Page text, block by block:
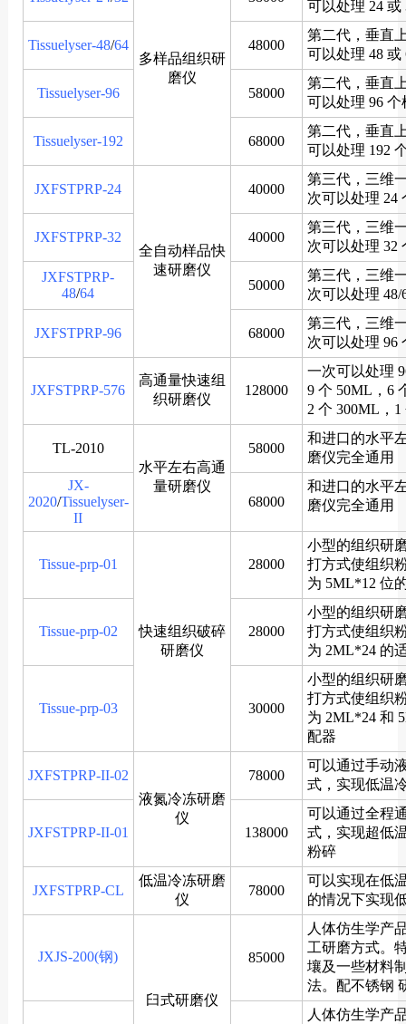
多样品组织研
磨仪
可以处理 24 或
Tissuelyser-48/64 48000
第二代，垂直
可以处理 48 或
Tissuelyser-96 58000
第二代，垂直
可以处理 96 个
Tissuelyser-192 68000
第二代，垂直
可以处理 192
JXFSTPRP-24
全自动样品快
速研磨仪
40000
第三代，三维
次可以处理 24
JXFSTPRP-32 40000
第三代，三维
次可以处理 32
JXFSTPRP-
48/64
50000
第三代，三维
次可以处理 48/
JXFSTPRP-96 68000
第三代，三维
次可以处理 96
JXFSTPRP-576
高通量快速组
织研磨仪
128000
一次可以处理
9 个 50ML，6
2 个 300ML，1
TL-2010
水平左右高通
量研磨仪
58000
和进口的水平
磨仪完全通用
JX-
2020/Tissuelyser-
II
68000
和进口的水平
磨仪完全通用
Tissue-prp-01
快速组织破碎
研磨仪
28000
小型的组织研
打方式使组织
为 5ML*12 位
Tissue-prp-02 28000
小型的组织研
打方式使组织
为 2ML*24 的
Tissue-prp-03 30000
小型的组织研
打方式使组织
为 2ML*24 和
配器
JXFSTPRP-II-02
液氮冷冻研磨
仪
78000
可以通过手动
式，实现低温
JXFSTPRP-II-01 138000
可以通过全程
式，实现超低
粉碎
JXFSTPRP-CL
低温冷冻研磨
仪
78000
可以实现在低
的情况下实现
JXJS-200(钢)
臼式研磨仪
85000
人体仿生学产
工研磨方式。
壤及一些材料
法。配不锈钢
人体仿生学产